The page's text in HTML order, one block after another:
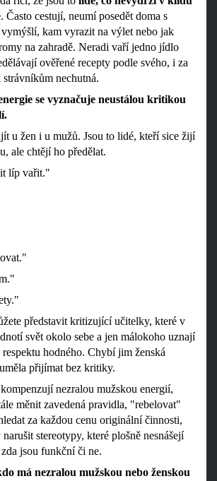
. Často cestují, neumí posedět doma s
kam vyrazit na výlet nebo jak
na zahradě. Neradi vaří jedno jídlo
ověřené recepty podle svého, i za
nechutná.
se vyznačuje neustálou kritikou
u žen i u mužů. Jsou to lidé, kteří sice žijí
ale chtějí ho předělat.
líp vařit."
představit kritizující učitelky, které v
svět okolo sebe a jen málokoho uznají
hodného. Chybí jim ženská
přijímat bez kritiky.
nezralou mužskou energií,
měnit zavedená pravidla, "rebelovat"
za každou cenu originální činnosti,
stereotypy, které plošně nesnášejí
jsou funkční či ne.
má nezralou mužskou nebo ženskou